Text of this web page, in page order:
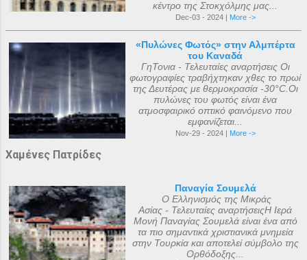
κέντρο της Στοκχόλμης μας...
Dec-03 - 2024 | More ->
«Πυλώνες Φωτός» στην Αλμπέρτα
του Καναδά
ΓηΤονια - Τελευταίες αναρτήσεις Οι
φωτογραφίες τραβήχτηκαν χθες το πρωί
της Δευτέρας με θερμοκρασία -30°C.Οι
πυλώνες του φωτός είναι ένα
ατμοσφαιρικό οπτικό φαινόμενο που
εμφανίζεται...
Nov-29 - 2024 | More ->
Χαμένες Πατρίδες
Παναγία Σουμελά
Ο Ελληνισμός της Μικράς
Ασίας - Τελευταίες αναρτήσειςΗ Ιερά
Μονή Παναγίας Σουμελά είναι ένα από
τα πιο σημαντικά χριστιανικά μνημεία
στην Τουρκία και αποτελεί σύμβολο της
Ορθόδοξης...